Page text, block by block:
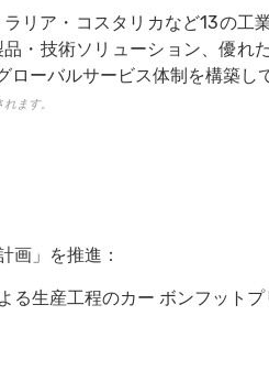
リア・コスタリカなど13の工
・技術ソリューション、優れ
ーバルサービス体制を構築し
ます。
画」を推進：
る生産工程のカー ボンフット